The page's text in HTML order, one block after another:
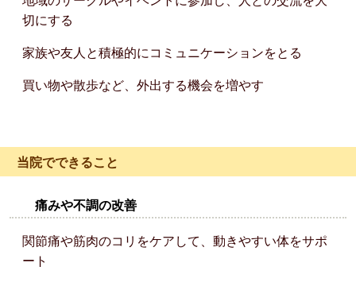
切にする
家族や友人と積極的にコミュニケーションをとる
買い物や散歩など、外出する機会を増やす
当院でできること
痛みや不調の改善
関節痛や筋肉のコリをケアして、動きやすい体をサポ
ート